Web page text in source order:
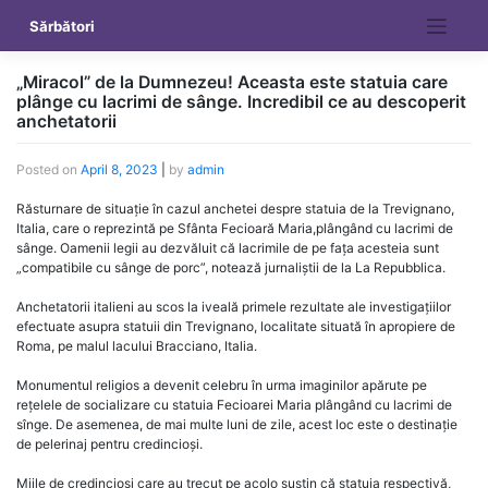
content
Sărbători
„Miracol” de la Dumnezeu! Aceasta este statuia care
plânge cu lacrimi de sânge. Incredibil ce au descoperit
anchetatorii
Posted on April 8, 2023 by admin
Răsturnare de situație în cazul anchetei despre statuia de la Trevignano,
Italia, care o reprezintă pe Sfânta Fecioară Maria,plângând cu lacrimi de
sânge. Oamenii legii au dezvăluit că lacrimile de pe fața acesteia sunt
„compatibile cu sânge de porc”, notează jurnaliștii de la La Repubblica.
Anchetatorii italieni au scos la iveală primele rezultate ale investigațiilor
efectuate asupra statuii din Trevignano, localitate situată în apropiere de
Roma, pe malul lacului Bracciano, Italia.
Monumentul religios a devenit celebru în urma imaginilor apărute pe
rețelele de socializare cu statuia Fecioarei Maria plângând cu lacrimi de
sînge. De asemenea, de mai multe luni de zile, acest loc este o destinație
de pelerinaj pentru credincioși.
Miile de credincioși care au trecut pe acolo susțin că statuia respectivă,